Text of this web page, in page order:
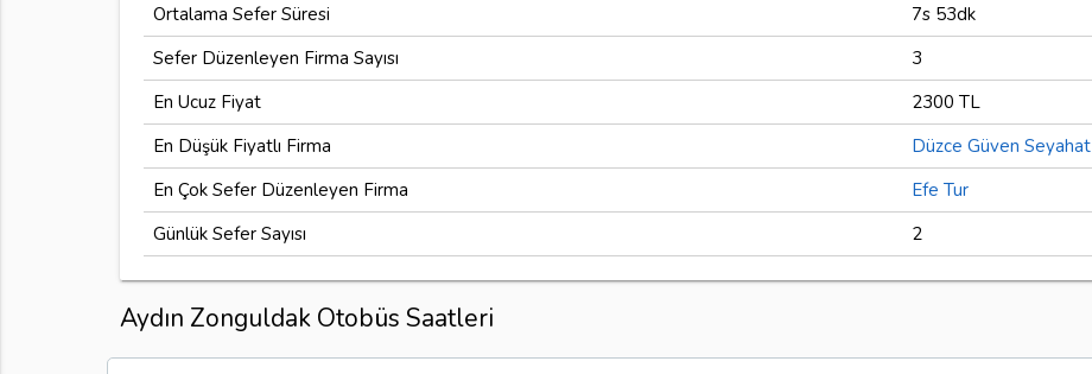
Ortalama Sefer Süresi
7s 53dk
Sefer Düzenleyen Firma Sayısı
3
En Ucuz Fiyat
2300 TL
En Düşük Fiyatlı Firma
Düzce Güven Seyahat
En Çok Sefer Düzenleyen Firma
Efe Tur
Günlük Sefer Sayısı
2
Aydın Zonguldak Otobüs Saatleri